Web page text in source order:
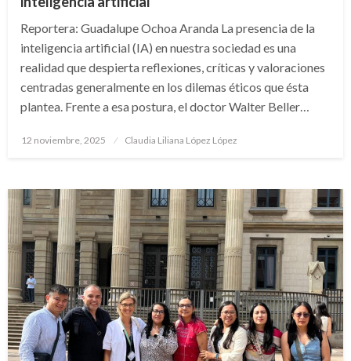
Reportera: Guadalupe Ochoa Aranda La presencia de la
inteligencia artificial (IA) en nuestra sociedad es una
realidad que despierta reflexiones, críticas y valoraciones
centradas generalmente en los dilemas éticos que ésta
plantea. Frente a esa postura, el doctor Walter Beller…
Publicado
12 noviembre, 2025 Claudia Liliana López López